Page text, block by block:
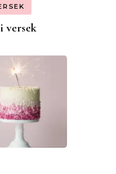
versek